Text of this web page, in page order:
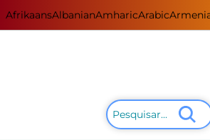
AfrikaansAlbanianAmharicArabic